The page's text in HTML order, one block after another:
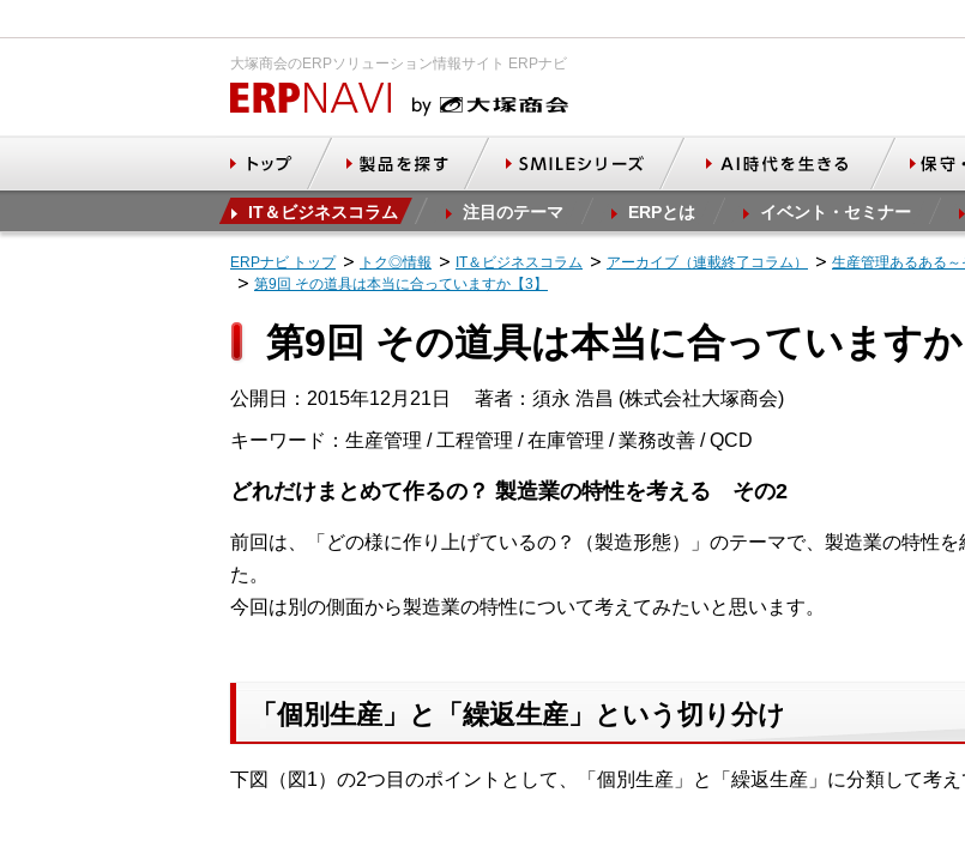
大塚商会のERPソリューション情報サイト ERPナビ
IT＆ビジネスコラム 注目のテーマ ERPとは イベント・セミナー
ERPナビ トップ トク◎情報 IT＆ビジネスコラム アーカイブ（連載終了コラム）
生産管理あるある
第9回 その道具は本当に合っていますか【3】
第9回 その道具は本当に合っていますか
公開日：2015年12月21日 著者：須永 浩昌 (株式会社大塚商会)
キーワード：生産管理 / 工程管理 / 在庫管理 / 業務改善 / QCD
どれだけまとめて作るの？ 製造業の特性を考える その2
前回は、「どの様に作り上げているの？（製造形態）」のテーマで、製造業の特性
た。
今回は別の側面から製造業の特性について考えてみたいと思います。
「個別生産」と「繰返生産」という切り分け
下図（図1）の2つ目のポイントとして、「個別生産」と「繰返生産」に分類して考え